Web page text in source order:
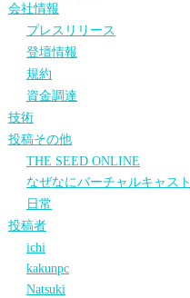
会社情報
プレスリリース
登壇情報
規約
資金調達
技術
投稿その他
THE SEED ONLINE
なぜなにバーチャルキャスト
日常
投稿者
ichi
kakunpc
Natsuki